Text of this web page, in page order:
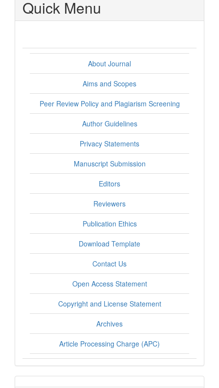
Quick Menu
About Journal
Aims and Scopes
Peer Review Policy and Plagiarism Screening
Author Guidelines
Privacy Statements
Manuscript Submission
Editors
Reviewers
Publication Ethics
Download Template
Contact Us
Open Access Statement
Copyright and License Statement
Archives
Article Processing Charge (APC)